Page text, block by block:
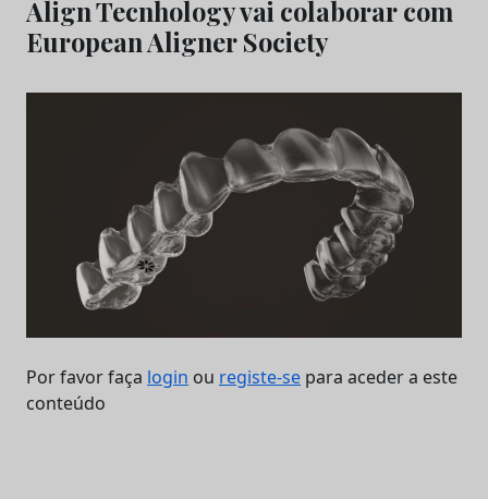
Align Tecnhology vai colaborar com
European Aligner Society
Por favor faça login ou registe-se para aceder a este
conteúdo